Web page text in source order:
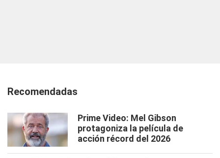
Recomendadas
Prime Video: Mel Gibson
protagoniza la película de
acción récord del 2026